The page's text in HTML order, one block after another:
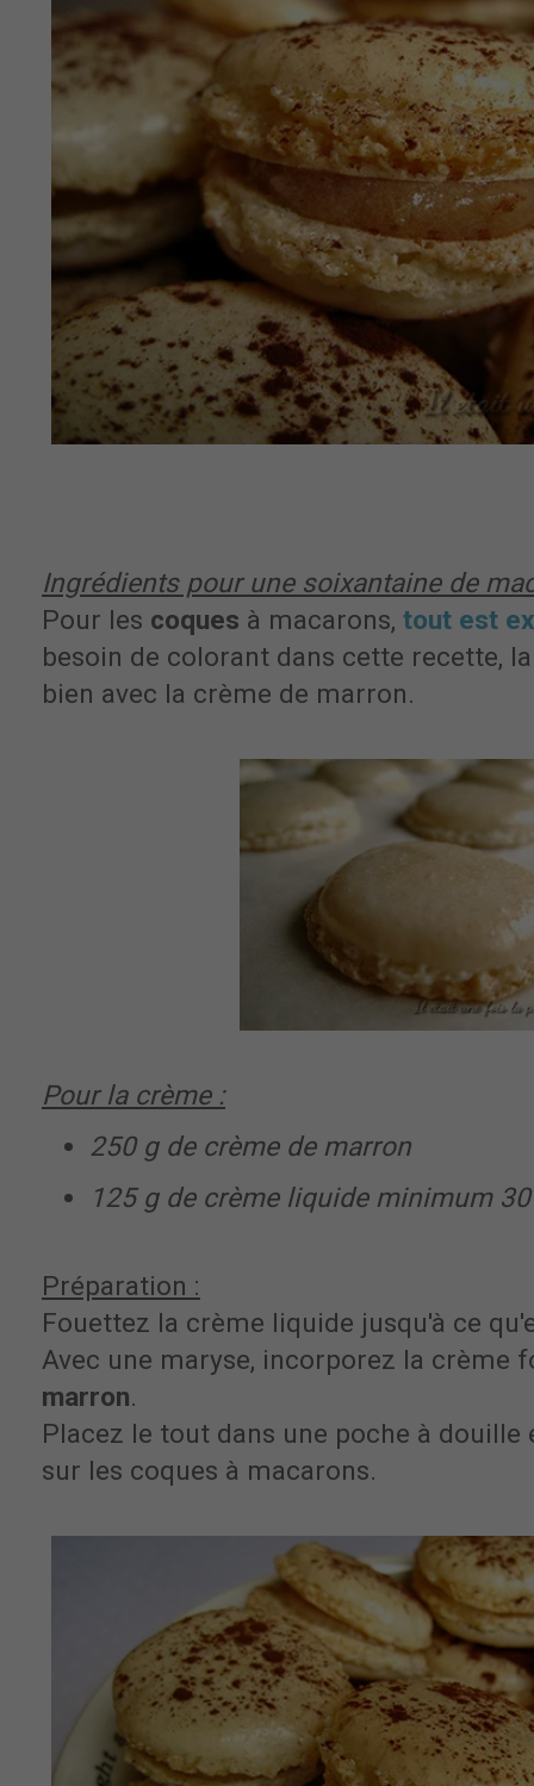
Ingrédients pour une soixantaine de
Pour les coques à macarons, tout est
besoin de colorant dans cette recette,
bien avec la crème de marron.
Pour la crème :
250 g de crème de marron
125 g de crème liquide minimum
Préparation :
Fouettez la crème liquide jusqu'à ce
Avec une maryse, incorporez la crème
marron.
Placez le tout dans une poche à
sur les coques à macarons.